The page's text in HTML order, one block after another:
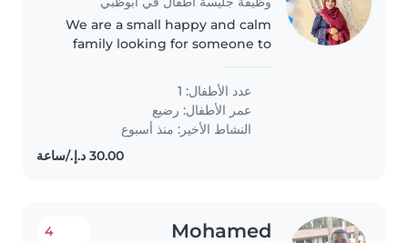
We are a small happy and calm
family looking for someone to
عدد الأطفال: 1
عمر الأطفال: رضيع
النشاط الأخير: منذ أسبوع
Mohamed
4